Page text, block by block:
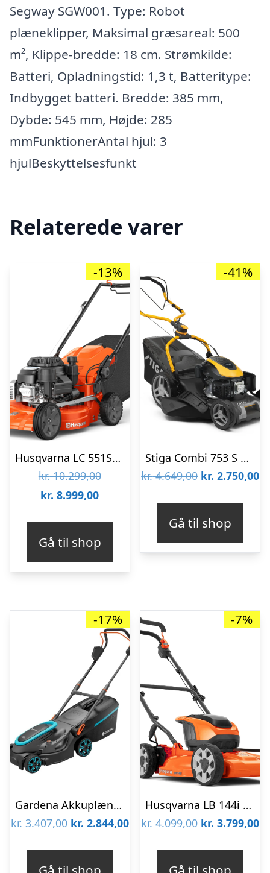
Segway SGW001. Type: Robot
plæneklipper, Maksimal græsareal: 500
m², Klippe-bredde: 18 cm. Strømkilde:
Batteri, Opladningstid: 1,3 t, Batteritype:
Indbygget batteri. Bredde: 385 mm,
Dybde: 545 mm, Højde: 285
mmFunktionerAntal hjul: 3
hjulBeskyttelsesfunkt
Relaterede varer
-13%
Husqvarna LC 551SP Plæneklipper
kr.10.299,00Den
kr. 10.299,00.
kr. 8.999,00Den
kr. 8.999,00.
Gå til shop
-41%
Stiga Combi 753 S Plæneklipper
kr.4.649,00 Den
kr. 4.649,00.
kr. 2.750,00
Gå til shop
-17%
Gardena Akkuplæneklipper Batteridrevet plæneklipper PowerMax 37/36V, sæt
kr.3.407,00 Den
kr. 2.844,00Den
-7%
Husqvarna LB 144i Plæneklipper Komplet
kr.4.099,00 Den
kr. 3.799,00